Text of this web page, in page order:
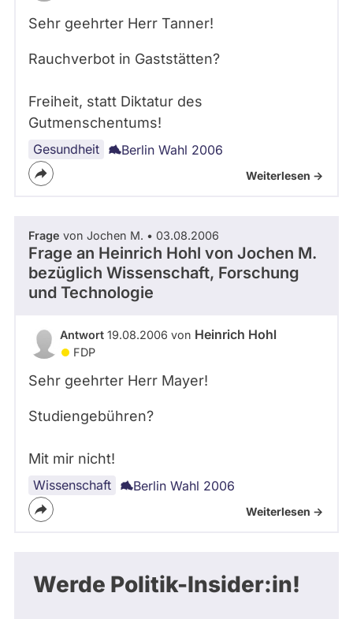
Sehr geehrter Herr Tanner!
Rauchverbot in Gaststätten?
Freiheit, statt Diktatur des
Gutmenschentums!
Gesundheit Berlin Wahl 2006
Weiterlesen ->
Frage von Jochen M. • 03.08.2006
Frage an Heinrich Hohl von Jochen M.
bezüglich Wissenschaft, Forschung
und Technologie
Antwort 19.08.2006 von Heinrich Hohl
FDP
Sehr geehrter Herr Mayer!
Studiengebühren?
Mit mir nicht!
Wissenschaft Berlin Wahl 2006
Weiterlesen ->
Werde Politik-Insider:in!